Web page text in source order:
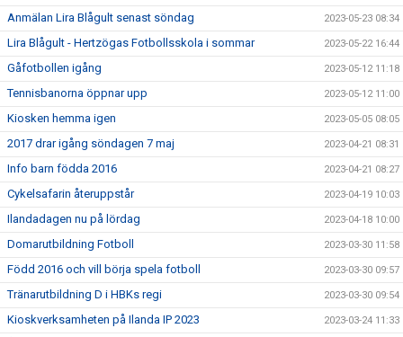
Anmälan Lira Blågult senast söndag 2023-05-23 08:34
Lira Blågult - Hertzögas Fotbollsskola i sommar 2023-05-22 16:44
Gåfotbollen igång 2023-05-12 11:18
Tennisbanorna öppnar upp 2023-05-12 11:00
Kiosken hemma igen 2023-05-05 08:05
2017 drar igång söndagen 7 maj 2023-04-21 08:31
Info barn födda 2016 2023-04-21 08:27
Cykelsafarin återuppstår 2023-04-19 10:03
Ilandadagen nu på lördag 2023-04-18 10:00
Domarutbildning Fotboll 2023-03-30 11:58
Född 2016 och vill börja spela fotboll 2023-03-30 09:57
Tränarutbildning D i HBKs regi 2023-03-30 09:54
Kioskverksamheten på Ilanda IP 2023 2023-03-24 11:33